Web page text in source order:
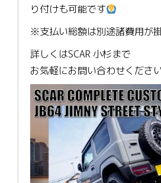
り付けも可能です
※支払い総額は別途諸費用が
詳しくはSCAR 小杉まで
お気軽にお問い合わせくださ